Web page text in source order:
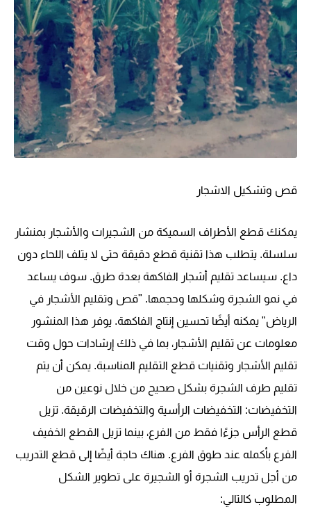
قص وتشكيل الاشجار
يمكنك قطع الأطراف السميكة من الشجيرات والأشجار بمنشار
سلسلة. يتطلب هذا تقنية قطع دقيقة حتى لا يتلف اللحاء دون
داع. سيساعد تقليم أشجار الفاكهة بعدة طرق. سوف يساعد
في نمو الشجرة وشكلها وحجمها. "قص وتقليم الأشجار في
الرياض" يمكنه أيضًا تحسين إنتاج الفاكهة. يوفر هذا المنشور
معلومات عن تقليم الأشجار، بما في ذلك إرشادات حول وقت
تقليم الأشجار وتقنيات قطع التقليم المناسبة. يمكن أن يتم
تقليم طرف الشجرة بشكل صحيح من خلال نوعين من
التخفيضات: التخفيضات الرأسية والتخفيضات الرقيقة. تزيل
قطع الرأس جزءًا فقط من الفرع، بينما تزيل القطع الخفيف
الفرع بأكمله عند طوق الفرع. هناك حاجة أيضًا إلى قطع التدريب
من أجل تدريب الشجرة أو الشجيرة على تطوير الشكل
المطلوب كالتالي: